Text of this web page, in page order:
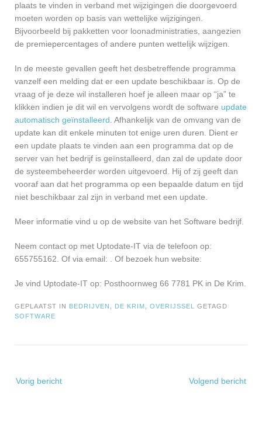
plaats te vinden in verband met wijzigingen die doorgevoerd
moeten worden op basis van wettelijke wijzigingen.
Bijvoorbeeld bij pakketten voor loonadministraties, aangezien
de premiepercentages of andere punten wettelijk wijzigen.
In de meeste gevallen geeft het desbetreffende programma
vanzelf een melding dat er een update beschikbaar is. Op de
vraag of je deze wil installeren hoef je alleen maar op “ja” te
klikken indien je dit wil en vervolgens wordt de software update
automatisch geïnstalleerd. Afhankelijk van de omvang van de
update kan dit enkele minuten tot enige uren duren. Dient er
een update plaats te vinden aan een programma dat op de
server van het bedrijf is geïnstalleerd, dan zal de update door
de systeembeheerder worden uitgevoerd. Hij of zij geeft dan
vooraf aan dat het programma op een bepaalde datum en tijd
niet beschikbaar zal zijn in verband met een update.
Meer informatie vind u op de website van het Software bedrijf.
Neem contact op met Uptodate-IT via de telefoon op:
655755162. Of via email: . Of bezoek hun website:
Je vind Uptodate-IT op: Posthoornweg 66 7781 PK in De Krim.
GEPLAATST IN BEDRIJVEN , DE KRIM , OVERIJSSEL GETAGD
SOFTWARE
navigatie
Vorig bericht Volgend bericht